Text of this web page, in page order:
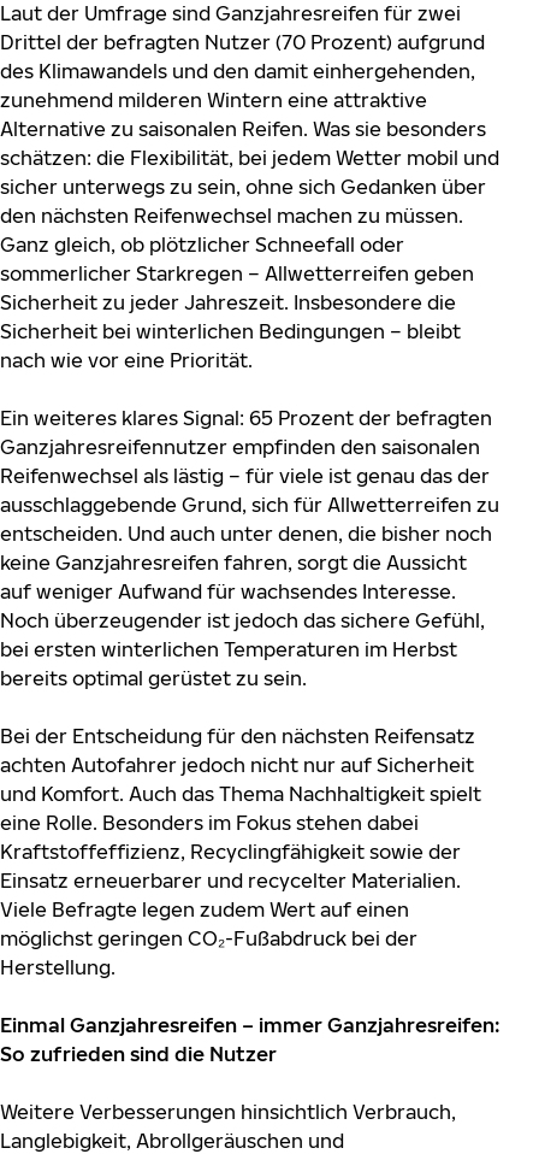
Laut der Umfrage sind Ganzjahresreifen für zwei
Drittel der befragten Nutzer (70 Prozent) aufgrund
des Klimawandels und den damit einhergehenden,
zunehmend milderen Wintern eine attraktive
Alternative zu saisonalen Reifen. Was sie besonders
schätzen: die Flexibilität, bei jedem Wetter mobil und
sicher unterwegs zu sein, ohne sich Gedanken über
den nächsten Reifenwechsel machen zu müssen.
Ganz gleich, ob plötzlicher Schneefall oder
sommerlicher Starkregen – Allwetterreifen geben
Sicherheit zu jeder Jahreszeit. Insbesondere die
Sicherheit bei winterlichen Bedingungen – bleibt
nach wie vor eine Priorität.
Ein weiteres klares Signal: 65 Prozent der befragten
Ganzjahresreifennutzer empfinden den saisonalen
Reifenwechsel als lästig – für viele ist genau das der
ausschlaggebende Grund, sich für Allwetterreifen zu
entscheiden. Und auch unter denen, die bisher noch
keine Ganzjahresreifen fahren, sorgt die Aussicht
auf weniger Aufwand für wachsendes Interesse.
Noch überzeugender ist jedoch das sichere Gefühl,
bei ersten winterlichen Temperaturen im Herbst
bereits optimal gerüstet zu sein.
Bei der Entscheidung für den nächsten Reifensatz
achten Autofahrer jedoch nicht nur auf Sicherheit
und Komfort. Auch das Thema Nachhaltigkeit spielt
eine Rolle. Besonders im Fokus stehen dabei
Kraftstoffeffizienz, Recyclingfähigkeit sowie der
Einsatz erneuerbarer und recycelter Materialien.
Viele Befragte legen zudem Wert auf einen
möglichst geringen CO₂-Fußabdruck bei der
Herstellung.
Einmal Ganzjahresreifen – immer Ganzjahresreifen:
So zufrieden sind die Nutzer
Weitere Verbesserungen hinsichtlich Verbrauch,
Langlebigkeit, Abrollgeräuschen und